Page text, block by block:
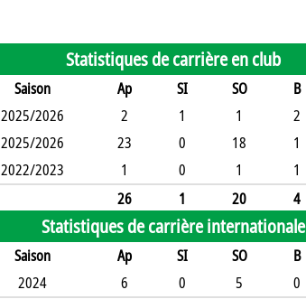
Statistiques de carrière en club
Saison Ap SI SO B
2025/2026 2 1 1 2
2025/2026 23 0 18 1
2022/2023 1 0 1 1
26
1 20 4
Statistiques de carrière internationale
Saison Ap SI SO B
2024 6 0 5 0